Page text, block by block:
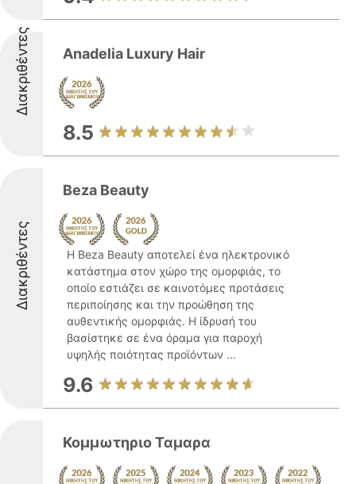
Διακριθέντες Anadelia Luxury Hair
8.5
Διακριθέντες
Beza Beauty
Η Beza Beauty αποτελεί ένα ηλεκτρονικό
κατάστημα στον χώρο της ομορφιάς, το
οποίο εστιάζει σε καινοτόμες προτάσεις
περιποίησης και την προώθηση της
αυθεντικής ομορφιάς. Η ίδρυσή του
βασίστηκε σε ένα όραμα για παροχή
υψηλής ποιότητας προϊόντων ...
9.6
Κομμωτηριο Ταμαρα